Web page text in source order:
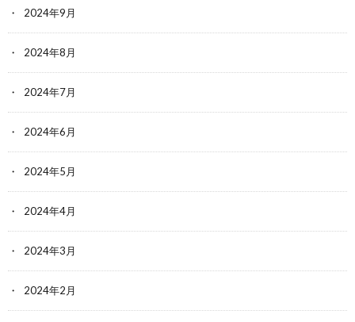
2024年9月
2024年8月
2024年7月
2024年6月
2024年5月
2024年4月
2024年3月
2024年2月